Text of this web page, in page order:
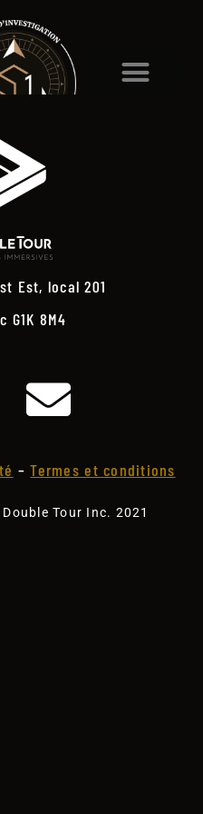
Est, local 201
G1K 8M4
–Termes et conditions
Tour Inc. 2021